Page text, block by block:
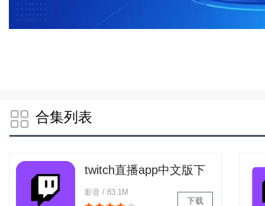
合集列表
twitch直播app中文版下
载2026安卓免费版
影音 / 83.1M
下载